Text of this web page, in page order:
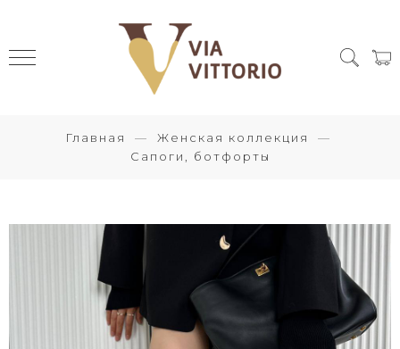
Главная
Женская коллекция
Сапоги, ботфорты